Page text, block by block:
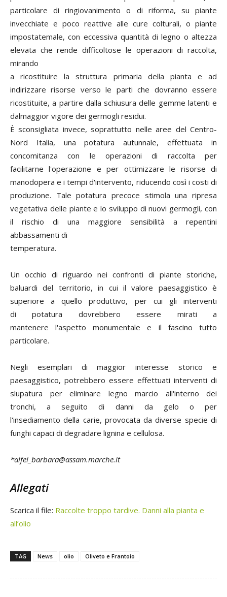
particolare di ringiovanimento o di riforma, su piante
invecchiate e poco reattive alle cure colturali, o piante
impostatemale, con eccessiva quantità di legno o altezza
elevata che rende difficoltose le operazioni di raccolta,
mirando
a ricostituire la struttura primaria della pianta e ad
indirizzare risorse verso le parti che dovranno essere
ricostituite, a partire dalla schiusura delle gemme latenti e
dalmaggior vigore dei germogli residui.
È sconsigliata invece, soprattutto nelle aree del Centro-
Nord Italia, una potatura autunnale, effettuata in
concomitanza con le operazioni di raccolta per
facilitarne l'operazione e per ottimizzare le risorse di
manodopera e i tempi d'intervento, riducendo così i costi di
produzione. Tale potatura precoce stimola una ripresa
vegetativa delle piante e lo sviluppo di nuovi germogli, con
il rischio di una maggiore sensibilità a repentini
abbassamenti di
temperatura.
Un occhio di riguardo nei confronti di piante storiche,
baluardi del territorio, in cui il valore paesaggistico è
superiore a quello produttivo, per cui gli interventi
di potatura dovrebbero essere mirati a
mantenere l'aspetto monumentale e il fascino tutto
particolare.
Negli esemplari di maggior interesse storico e
paesaggistico, potrebbero essere effettuati interventi di
slupatura per eliminare legno marcio all'interno dei
tronchi, a seguito di danni da gelo o per
l'insediamento della carie, provocata da diverse specie di
funghi capaci di degradare lignina e cellulosa.
*alfei_barbara@assam.marche.it
Allegati
Scarica il file: Raccolte troppo tardive. Danni alla pianta e
all’olio
TAG News olio Oliveto e Frantoio